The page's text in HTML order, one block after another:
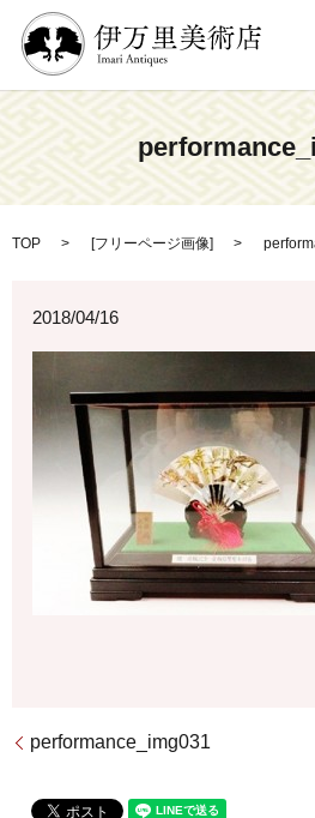
TOP [フリーページ画像]
2018/04/16
performance_img031